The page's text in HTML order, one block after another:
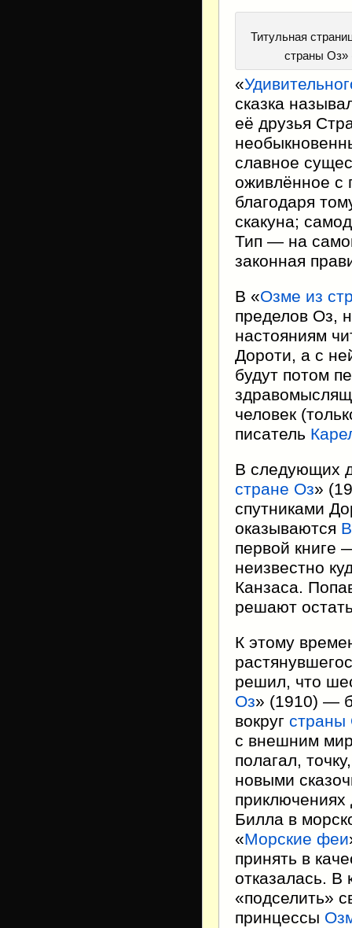
Титульная
страны Оз»
«
сказка
её друзья
славное
оживлённое с
благодаря
скакуна;
Тип — на
законная
В «Озме из
пределов Оз,
настояниям
Дороти, а с
будут потом
человек
писатель
В следующих
стране Оз»
спутниками
оказываются
первой книге
неизвестно
Канзаса.
решают
К этому
решил, что
Оз» (1910) —
вокруг страны
с внешним
полагал,
новыми
Билла в
«Морские феи
принять в
отказалась. В
«подселить»
принцессы